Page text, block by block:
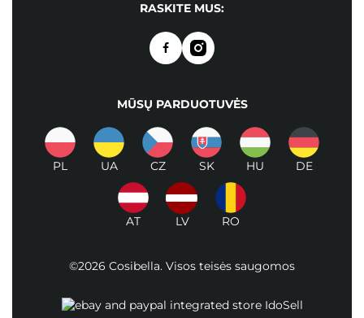
RASKITE MUS:
MŪSŲ PARDUOTUVĖS
PL UA CZ SK HU DE
AT LV RO
©2026 Cosibella. Visos teisės saugomos